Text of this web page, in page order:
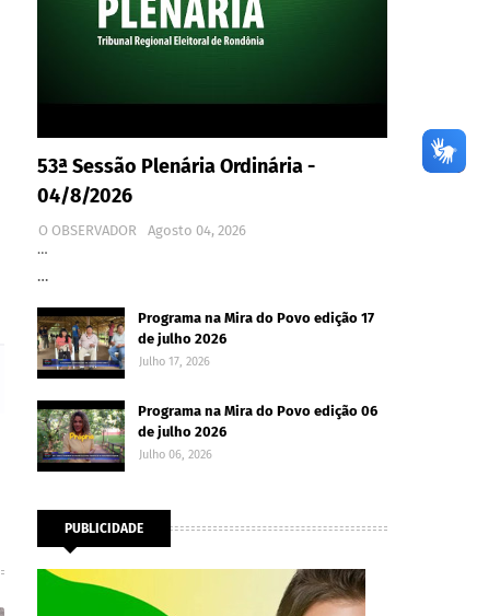
53ª Sessão Plenária Ordinária -
04/8/2026
O OBSERVADOR
Agosto 04, 2026
…
…
Programa na Mira do Povo edição 17
de julho 2026
Julho 17, 2026
Programa na Mira do Povo edição 06
de julho 2026
Julho 06, 2026
PUBLICIDADE